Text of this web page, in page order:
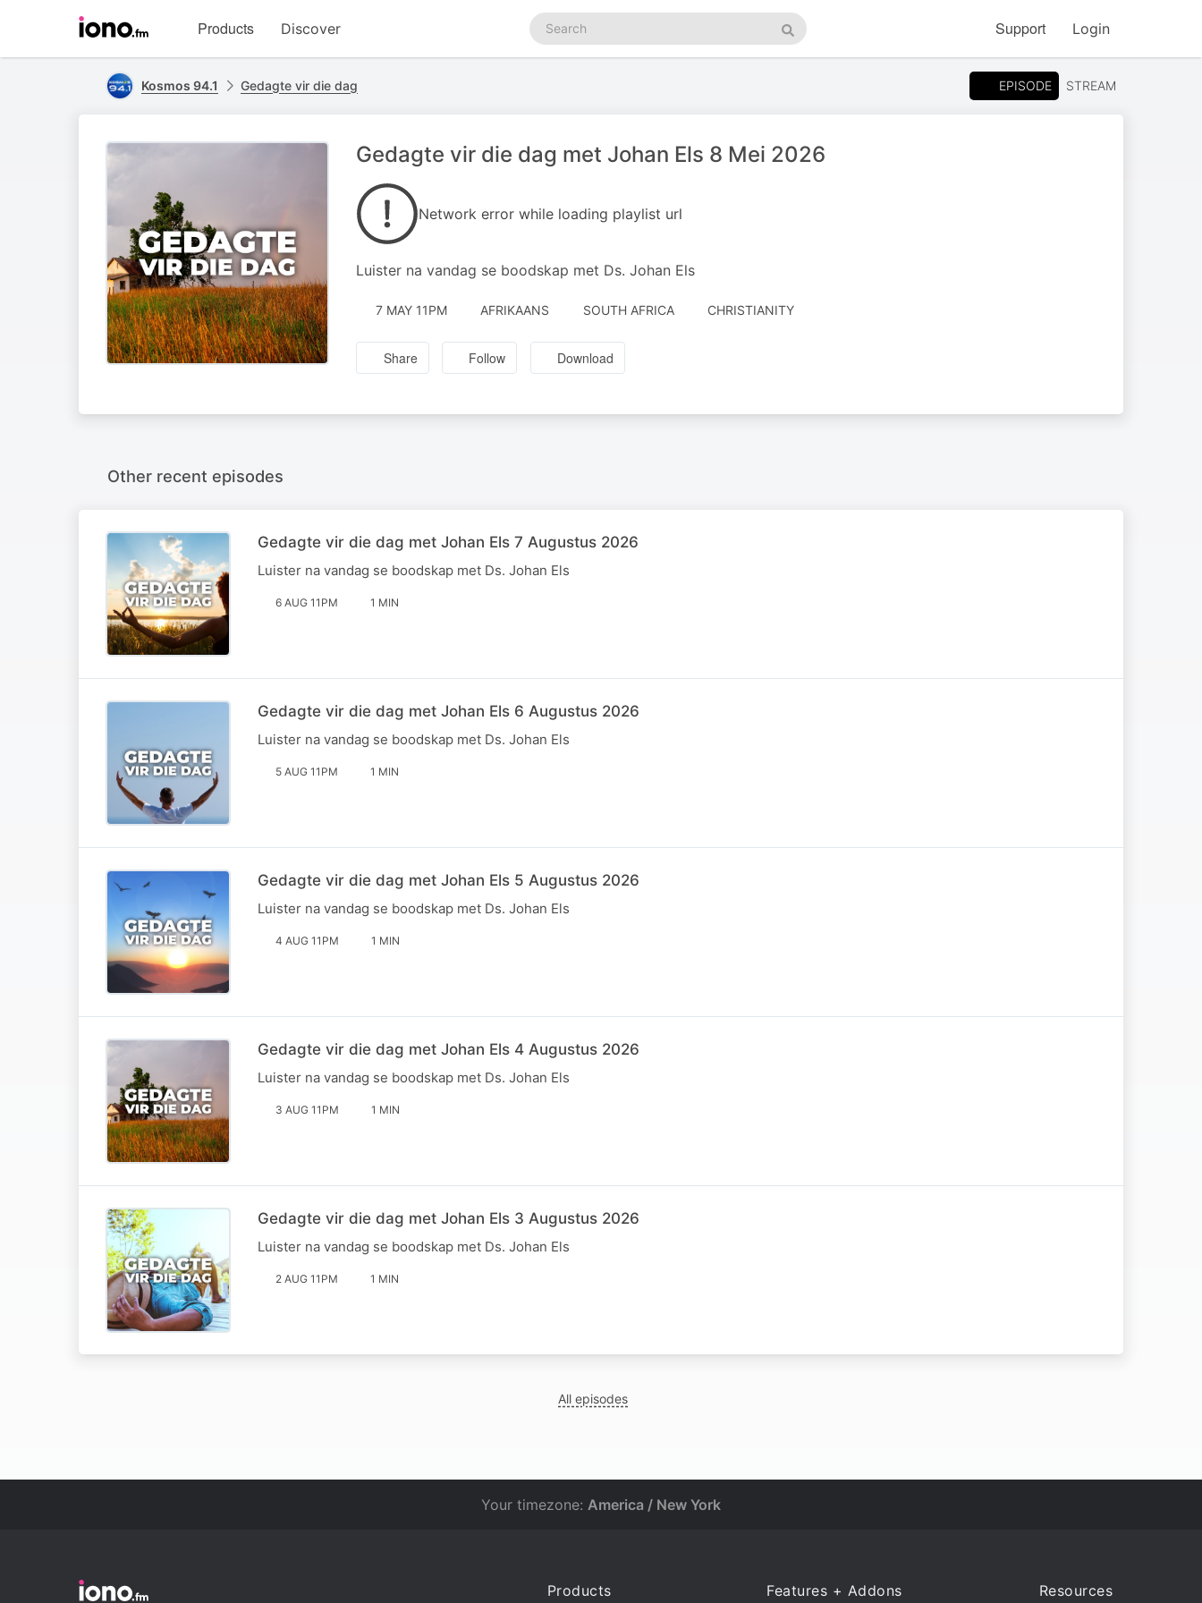
homepage
Products Discover
Search
podcasts
Search
Support Login
Kosmos 94.1 Gedagte vir die dag EPISODE STREAM
Gedagte vir die dag met Johan Els 8 Mei 2026
Network error while loading playlist url
Luister na vandag se boodskap met Ds. Johan Els
7 MAY 11PM AFRIKAANS SOUTH AFRICA CHRISTIANITY
Share Follow Download
Other recent episodes
Gedagte vir die dag met Johan Els 7 Augustus 2026
Luister na vandag se boodskap met Ds. Johan Els
6 AUG 11PM 1 MIN
Gedagte vir die dag met Johan Els 6 Augustus 2026
Luister na vandag se boodskap met Ds. Johan Els
5 AUG 11PM 1 MIN
Gedagte vir die dag met Johan Els 5 Augustus 2026
Luister na vandag se boodskap met Ds. Johan Els
4 AUG 11PM 1 MIN
Gedagte vir die dag met Johan Els 4 Augustus 2026
Luister na vandag se boodskap met Ds. Johan Els
3 AUG 11PM 1 MIN
Gedagte vir die dag met Johan Els 3 Augustus 2026
Luister na vandag se boodskap met Ds. Johan Els
2 AUG 11PM 1 MIN
All episodes
Your timezone: America / New York
Products Features + Addons Resources